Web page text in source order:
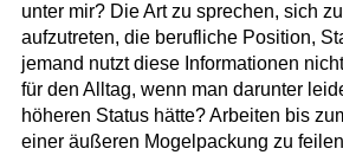
unter mir? Die Art zu sprechen, sich
aufzutreten, die berufliche Position,
jemand nutzt diese Informationen
für den Alltag, wenn man darunter
höheren Status hätte? Arbeiten bis
einer äußeren Mogelpackung zu